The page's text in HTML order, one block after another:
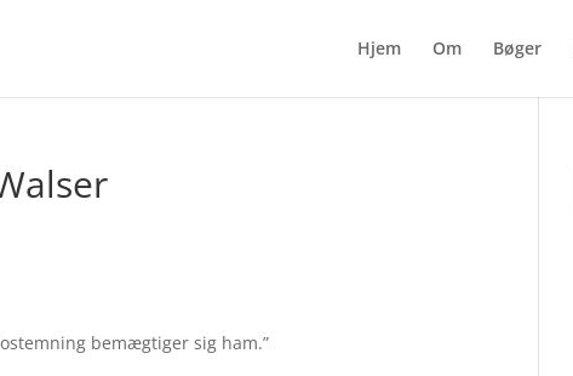
Hjem Om Bøger
bemægtiger sig ham.”